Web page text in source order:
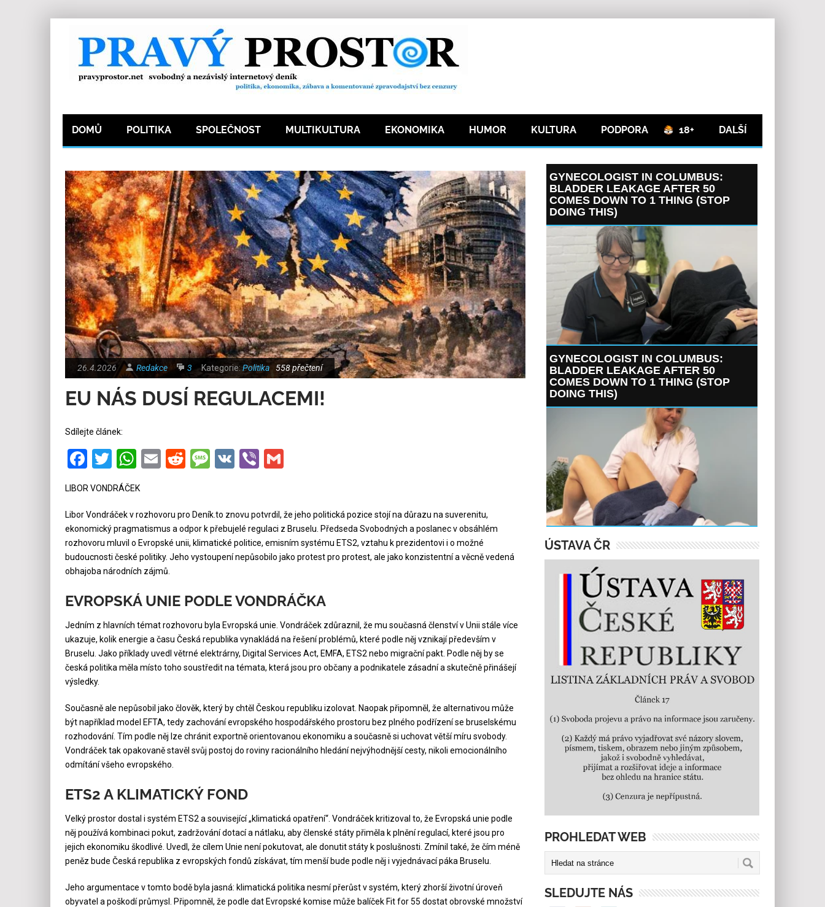
DOMŮ POLITIKA SPOLEČNOST MULTIKULTURA EKONOMIKA HUMOR KULTURA PODPORA 18+ DALŠÍ
26.4.2026 Redakce 3 Kategorie:Politika 558 přečtení
EU NÁS DUSÍ REGULACEMI!
Sdílejte článek:
Facebook
Twitter
WhatsApp
EmailRedditMessage
VKViberGmail
LIBOR VONDRÁČEK
Libor Vondráček v rozhovoru pro Deník.to znovu potvrdil, že jeho politická pozice stojí na důrazu na suverenitu,
ekonomický pragmatismus a odpor k přebujelé regulaci z Bruselu. Předseda Svobodných a poslanec v obsáhlém
rozhovoru mluvil o Evropské unii, klimatické politice, emisním systému ETS2, vztahu k prezidentovi i o možné
budoucnosti české politiky. Jeho vystoupení nepůsobilo jako protest pro protest, ale jako konzistentní a věcně vedená
obhajoba národních zájmů.
EVROPSKÁ UNIE PODLE VONDRÁČKA
Jedním z hlavních témat rozhovoru byla Evropská unie. Vondráček zdůraznil, že mu současná členství v Unii stále více
ukazuje, kolik energie a času Česká republika vynakládá na řešení problémů, které podle něj vznikají především v
Bruselu. Jako příklady uvedl větrné elektrárny, Digital Services Act, EMFA, ETS2 nebo migrační pakt. Podle něj by se
česká politika měla místo toho soustředit na témata, která jsou pro občany a podnikatele zásadní a skutečně přinášejí
výsledky.
Současně ale nepůsobil jako člověk, který by chtěl Českou republiku izolovat. Naopak připomněl, že alternativou může
být například model EFTA, tedy zachování evropského hospodářského prostoru bez plného podřízení se bruselskému
rozhodování. Tím podle něj lze chránit exportně orientovanou ekonomiku a současně si uchovat větší míru svobody.
Vondráček tak opakovaně stavěl svůj postoj do roviny racionálního hledání nejvýhodnější cesty, nikoli emocionálního
odmítání všeho evropského.
ETS2 A KLIMATICKÝ FOND
Velký prostor dostal i systém ETS2 a související „klimatická opatření“. Vondráček kritizoval to, že Evropská unie podle
něj používá kombinaci pokut, zadržování dotací a nátlaku, aby členské státy přiměla k plnění regulací, které jsou pro
jejich ekonomiku škodlivé. Uvedl, že cílem Unie není pokutovat, ale donutit státy k poslušnosti. Zmínil také, že čím méně
peněz bude Česká republika z evropských fondů získávat, tím menší bude podle něj i vyjednávací páka Bruselu.
Jeho argumentace v tomto bodě byla jasná: klimatická politika nesmí přerůst v systém, který zhorší životní úroveň
obyvatel a poškodí průmysl. Připomněl, že podle dat Evropské komise může balíček Fit for 55 dostat obrovské množství
GYNECOLOGIST IN COLUMBUS:
BLADDER LEAKAGE AFTER 50
COMES DOWN TO 1 THING (STOP
DOING THIS)
GYNECOLOGIST IN COLUMBUS:
BLADDER LEAKAGE AFTER 50
COMES DOWN TO 1 THING (STOP
DOING THIS)
ÚSTAVA ČR
PROHLEDAT WEB
SLEDUJTE NÁS